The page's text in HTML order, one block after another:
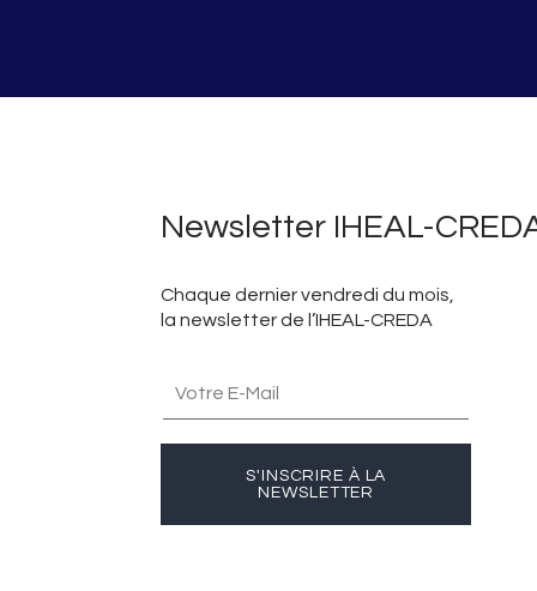
Newsletter IHEAL-
Chaque dernier vendredi du mois,
la newsletter de l’IHEAL-CREDA
S'INSCRIRE À LA
NEWSLETTER